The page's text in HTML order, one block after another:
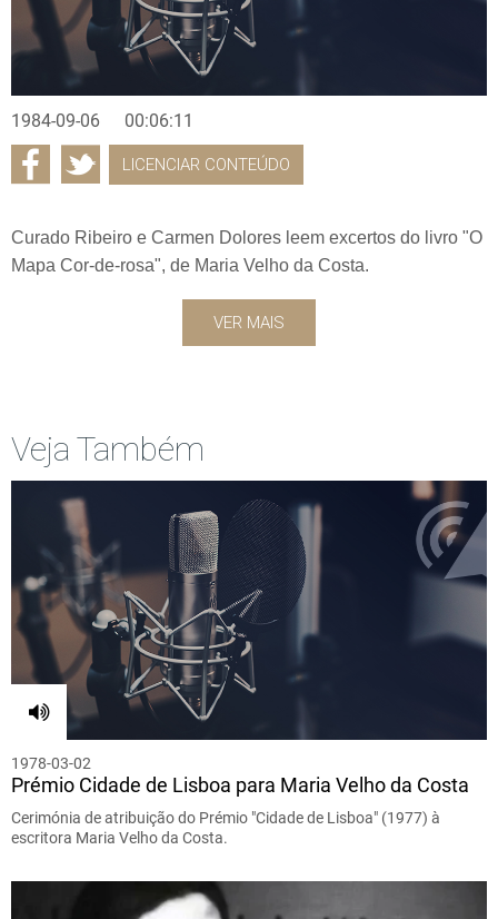
1984-09-06 00:06:11
LICENCIAR CONTEÚDO
Curado Ribeiro e Carmen Dolores leem excertos do livro "O
Mapa Cor-de-rosa", de Maria Velho da Costa.
VER MAIS
Veja Também
1978-03-02
Prémio Cidade de Lisboa para Maria Velho da Costa
Cerimónia de atribuição do Prémio "Cidade de Lisboa" (1977) à
escritora Maria Velho da Costa.